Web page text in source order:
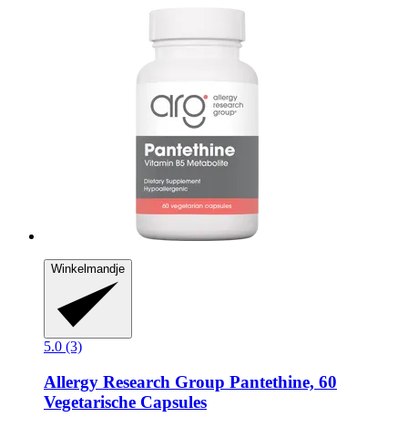
Winkelmandje
5.0 (3)
Allergy Research Group Pantethine, 60
Vegetarische Capsules